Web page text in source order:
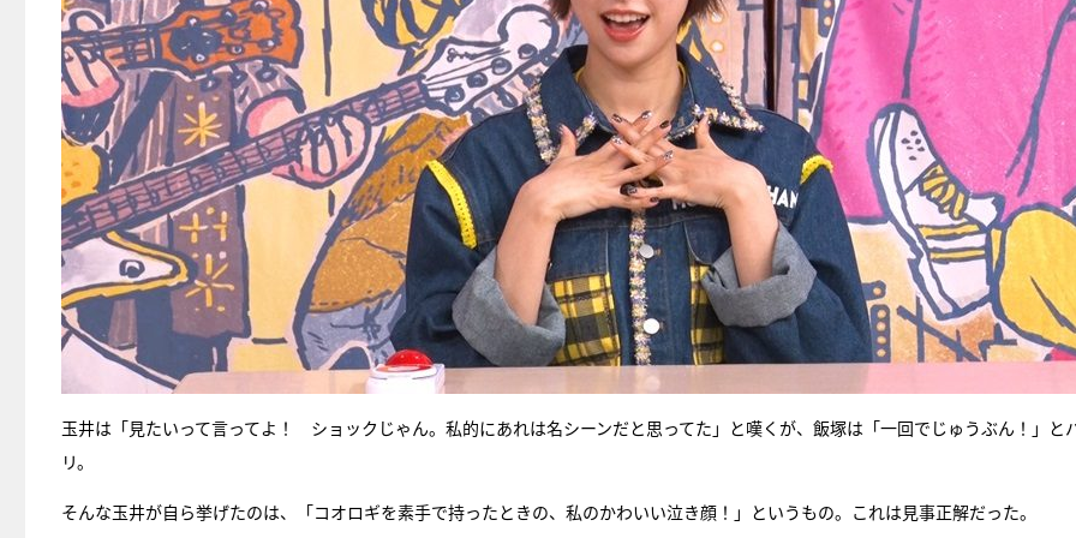
玉井は「見たいって言ってよ！ ショックじゃん。私的にあれは名シーンだと思ってた」と嘆くが、飯塚は「一回でじゅうぶん！」と
リ。
そんな玉井が自ら挙げたのは、「コオロギを素手で持ったときの、私のかわいい泣き顔！」というもの。これは見事正解だった。